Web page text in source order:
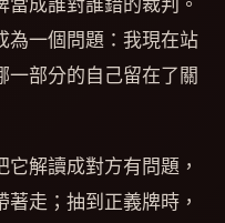
成誰對誰錯的裁判。
為一個問題：我現在站
一部分的自己留在了關
解讀成對方有問題，
走；抽到正義牌時，